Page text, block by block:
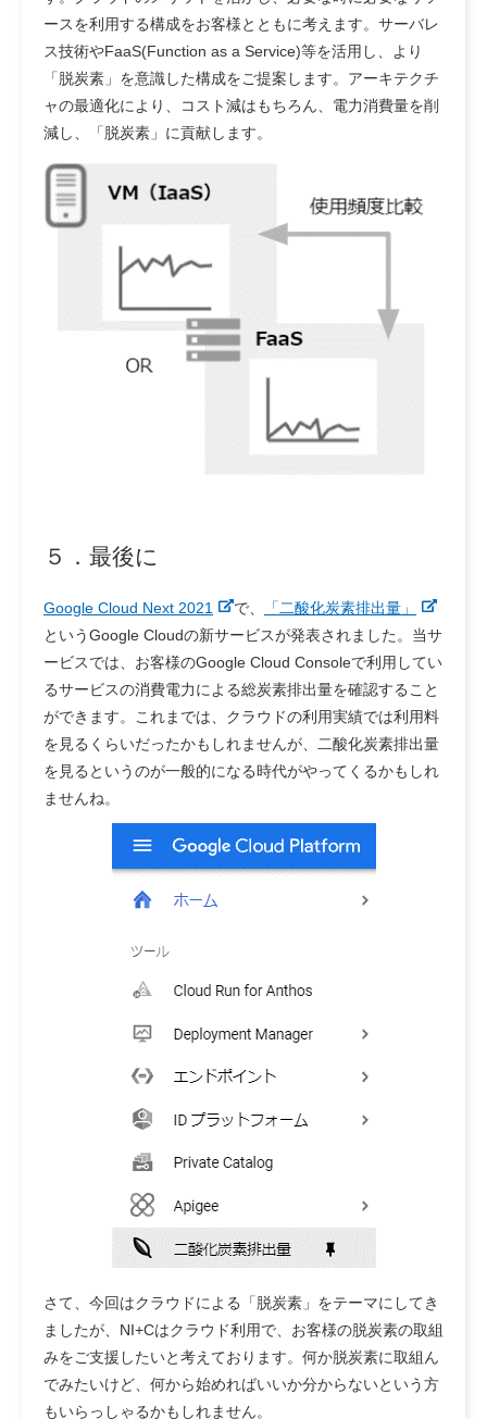
ースを利用する構成をお客様とともに考えます。 サーバレ
ス技術やFaaS(Function as a Service)等を活用し、より
「脱炭素」を意識した構成をご提案します。 アーキテクチ
ャの最適化により、コスト減はもちろん、電力消費量を削
減し、「脱炭素」に貢献します。
５．最後に
Google Cloud Next 2021 で、
「二酸化炭素排出量」
というGoogle Cloudの新サービスが発表されました。 当サ
ービスでは、お客様のGoogle Cloud Consoleで利用してい
るサービスの消費電力による総炭素排出量を確認すること
ができます。これまでは、クラウドの利用実績では利用料
を見るくらいだったかもしれませんが、二酸化炭素排出量
を見るというのが一般的になる時代がやってくるかもしれ
ませんね。
さて、今回はクラウドによる「脱炭素」をテーマにしてき
ましたが、NI+Cはクラウド利用で、お客様の脱炭素の取組
みをご支援したいと考えております。何か脱炭素に取組ん
でみたいけど、何から始めればいいか分からないという方
もいらっしゃるかもしれません。